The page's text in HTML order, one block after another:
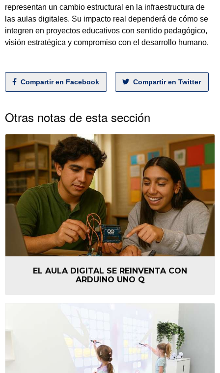
representan un cambio estructural en la infraestructura de
las aulas digitales. Su impacto real dependerá de cómo se
integren en proyectos educativos con sentido pedagógico,
visión estratégica y compromiso con el desarrollo humano.
Compartir en Facebook Compartir en Twitter
Otras notas de esta sección
EL AULA DIGITAL SE REINVENTA CON
ARDUINO UNO Q